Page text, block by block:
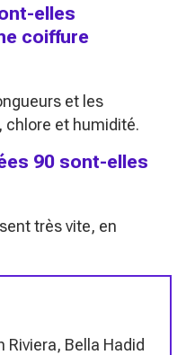
elles
coiffure
et les
chlore et humidité.
90 sont-elles
très vite, en
Riviera, Bella Hadid